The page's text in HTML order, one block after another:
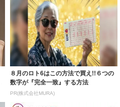
８月のロト6はこの方法で買え!!６つの
数字が『完全一致』する方法
PR(株式会社MURA)